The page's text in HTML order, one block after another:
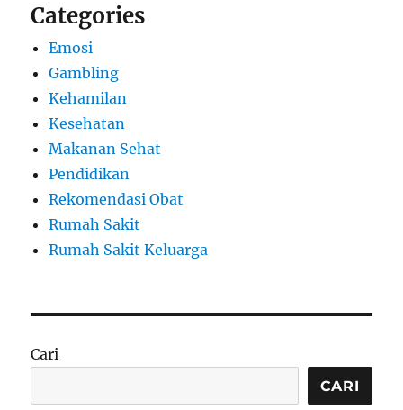
Categories
Emosi
Gambling
Kehamilan
Kesehatan
Makanan Sehat
Pendidikan
Rekomendasi Obat
Rumah Sakit
Rumah Sakit Keluarga
Cari
CARI